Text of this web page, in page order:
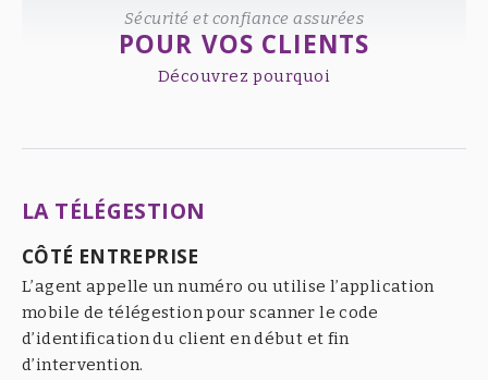
Sécurité et confiance assurées
POUR VOS CLIENTS
Découvrez pourquoi
LA TÉLÉGESTION
CÔTÉ ENTREPRISE
L’agent appelle un numéro ou utilise l’application
mobile de télégestion pour scanner le code
d’identification du client en début et fin
d’intervention.